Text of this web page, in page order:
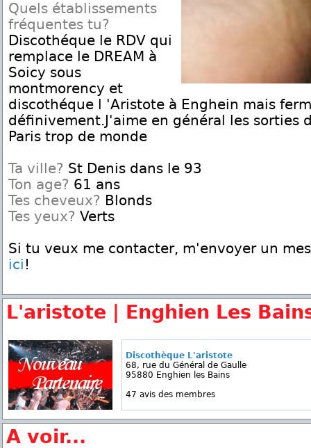
Quels établissements
fréquentes tu?
Discothéque le RDV qui
remplace le DREAM à
Soicy sous
montmorency et
discothéque l 'Aristote à Enghein mais
définivement.J'aime en général les sorties
Paris trop de monde
Ta ville? St Denis dans le 93
Ton age? 61 ans
Tes cheveux? Blonds
Tes yeux? Verts
Si tu veux me contacter, m'envoyer un
ici !
L'aristote | Enghien Les
Discothèque L'aristote
68, rue du Général de Gaulle
95880 Enghien les Bains
47 avis des membres
A voir...